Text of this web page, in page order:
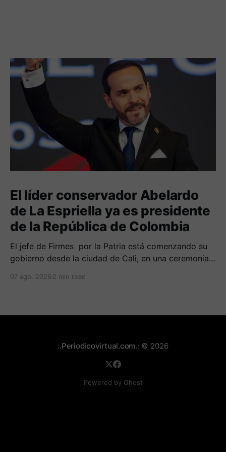
El líder conservador Abelardo
de La Espriella ya es presidente
de la República de Colombia
El jefe de Firmes por la Patria está comenzando su
gobierno desde la ciudad de Cali, en una ceremonia
gobiernos conservadores.
07 ago. 2026 2 min read
:.Periodicovirtual.com.: © 2026
Powered by Ghost